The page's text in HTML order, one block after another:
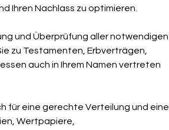
Ihren Nachlass zu optimieren.
und Überprüfung aller notwendigen
zu Testamenten, Erbverträgen,
auch in Ihrem Namen vertreten
für eine gerechte Verteilung und eine
Wertpapiere,